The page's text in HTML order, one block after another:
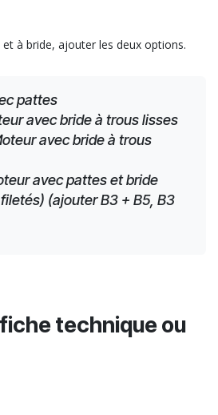
à bride, ajouter les deux options.
pattes
avec bride à trous lisses
avec bride à trous
avec pattes et bride
(ajouter B3 + B5, B3
technique ou